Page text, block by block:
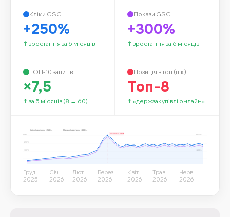
Кліки GSC
+250%
↑ зростання за 6 місяців
Покази GSC
+300%
↑ зростання за 6 місяців
ТОП-10 запитів
×7,5
↑ за 5 місяців (8 → 60)
Позиція в топ (пік)
Топ-8
↑ «держзакупівлі онлайн»
max
+250%
+100%
+300%
+100%
пік: квітень 2026
Кліки (зростання +250%) Покази (зростання +300%)
Груд
2025
Січ
2026
Лют
2026
Берез
2026
Квіт
2026
Трав
2026
Черв
2026